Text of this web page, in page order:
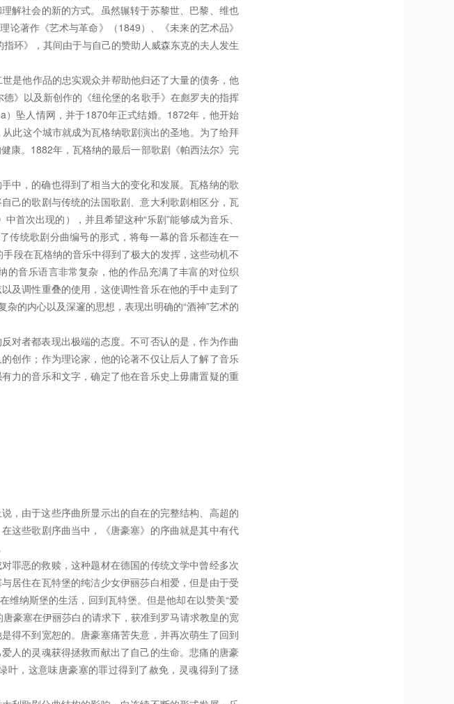
解社会的新的方式。虽然辗转于苏黎世、巴黎、维也
著作《艺术与革命》（1849）、《未来的艺术品》
环》，其间由于与自己的赞助人威森东克的夫人发生
是他作品的忠实观众并帮助他归还了大量的债务，他
》以及新创作的《纽伦堡的名歌手》在彪罗夫的指挥
坠人情网，并于1870年正式结婚。1872年，他开始
此这个城市就成为瓦格纳歌剧演出的圣地。为了给拜
康。1882年，瓦格纳的最后一部歌剧《帕西法尔》完
中，的确也得到了相当大的变化和发展。瓦格纳的歌
己的歌剧与传统的法国歌剧、意大利歌剧相区分，瓦
首次出现的），并且希望这种“乐剧”能够成为音乐、
传统歌剧分曲编号的形式，将每一幕的音乐都连在一
段在瓦格纳的音乐中得到了极大的发挥，这些动机不
音乐语言非常复杂，他的作品充满了丰富的对位织
及调性重叠的使用，这使调性音乐在他的手中走到了
的内心以及深邃的思想，表现出明确的“酒神”艺术的
对者都表现出极端的态度。不可否认的是，作为作曲
创作；作为理论家，他的论著不仅让后人了解了音乐
力的音乐和文字，确定了他在音乐史上毋庸置疑的重
，由于这些序曲所显示出的自在的完整结构、高超的
这些歌剧序曲当中，《唐豪塞》的序曲就是其中有代
罪恶的救赎，这种题材在德国的传统文学中曾经多次
居住在瓦特堡的纯洁少女伊丽莎白相爱，但是由于受
维纳斯堡的生活，回到瓦特堡。但是他却在以赞美“爱
豪塞在伊丽莎白的请求下，获准到罗马请求教皇的宽
得不到宽恕的。唐豪塞痛苦失意，并再次萌生了回到
人的灵魂获得拯救而献出了自己的生命。悲痛的唐豪
，这意味唐豪塞的罪过得到了赦免，灵魂得到了拯